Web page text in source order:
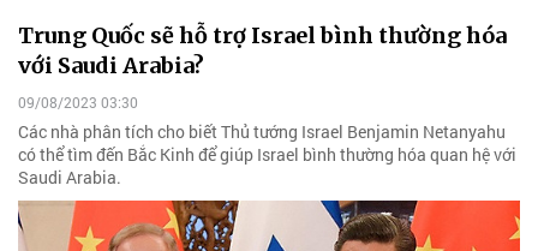
Trung Quốc sẽ hỗ trợ Israel bình thường hóa
với Saudi Arabia?
09/08/2023 03:30
Các nhà phân tích cho biết Thủ tướng Israel Benjamin Netanyahu
có thể tìm đến Bắc Kinh để giúp Israel bình thường hóa quan hệ với
Saudi Arabia.